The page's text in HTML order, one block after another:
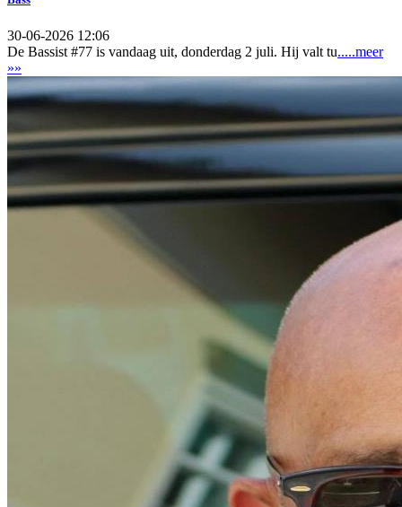
30-06-2026 12:06
De Bassist #77 is vandaag uit, donderdag 2 juli. Hij valt tu.....meer
»»